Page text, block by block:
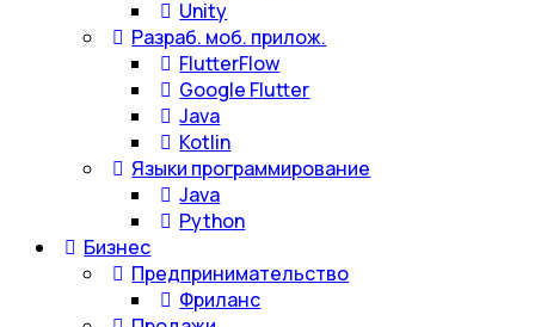
Unity
Разраб. моб. прилож.
FlutterFlow
Google Flutter
Java
Kotlin
Языки программирование
Java
Python
Бизнес
Предпринимательство
Фриланс